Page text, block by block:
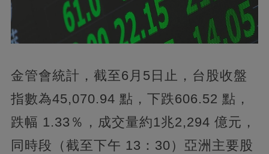
金管會統計，截至6月5日止，台股收盤
指數為45,070.94 點，下跌606.52 點，
跌幅 1.33％，成交量約1兆2,294 億元，
同時段（截至下午 13：30）亞洲主要股